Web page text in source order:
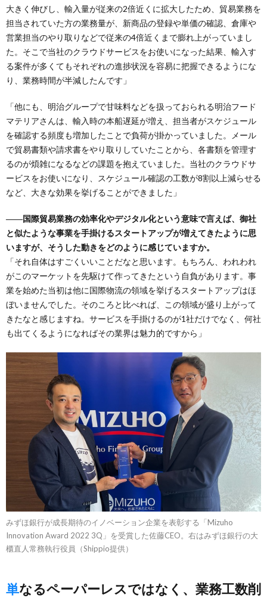
大きく伸びし、輸入量が従来の2倍近くに拡大したため、貿易業務を
担当されていた方の業務量が、新商品の登録や単価の確認、倉庫や
営業担当のやり取りなどで従来の4倍近くまで膨れ上がっていまし
た。そこで当社のクラウドサービスをお使いになった結果、輸入す
る案件が多くてもそれぞれの進捗状況を容易に把握できるようにな
り、業務時間が半減したんです」
「他にも、明治グループで甘味料などを扱っておられる明治フード
マテリアさんは、輸入時の本船遅延が増え、担当者がスケジュール
を確認する頻度も増加したことで負荷が掛かっていました。メール
で貿易書類や請求書をやり取りしていたことから、各書類を管理す
るのが煩雑になるなどの課題を抱えていました。当社のクラウドサ
ービスをお使いになり、スケジュール確認の工数が8割以上減らせる
など、大きな効果を挙げることができました」
――国際貿易業務の効率化やデジタル化という意味で言えば、御社
と似たような事業を手掛けるスタートアップが増えてきたように思
いますが、そうした動きをどのように感じていますか。
「それ自体はすごくいいことだなと思います。もちろん、われわれ
がこのマーケットを先駆けて作ってきたという自負があります。事
業を始めた当初は他に国際物流の領域を挙げるスタートアップはほ
ぼいませんでした。そのころと比べれば、この領域が盛り上がって
きたなと感じますね。サービスを手掛けるのが1社だけでなく、何社
も出てくるようになればその業界は魅力的ですから」
みずほ銀行が成長期待のイノベーション企業を表彰する「Mizuho
Innovation Award 2022 3Q」を受賞した佐藤CEO。右はみずほ銀行の大
櫃直人常務執行役員（Shippio提供）
単なるペーパーレスではなく、業務工数削